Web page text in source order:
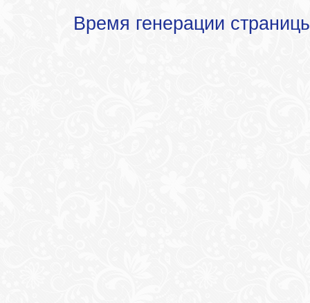
Время генерации